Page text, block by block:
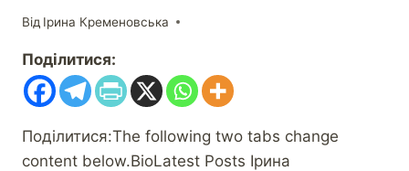
Від Ірина Кременовська
Поділитися:
Поділитися:The following two tabs change
content below.BioLatest Posts Ірина